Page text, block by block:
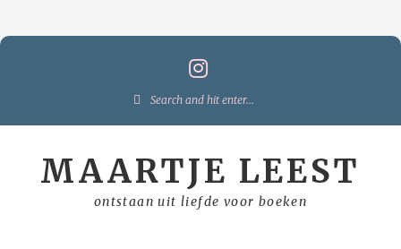
Search
MAARTJE LEEST
ontstaan uit liefde voor boeken